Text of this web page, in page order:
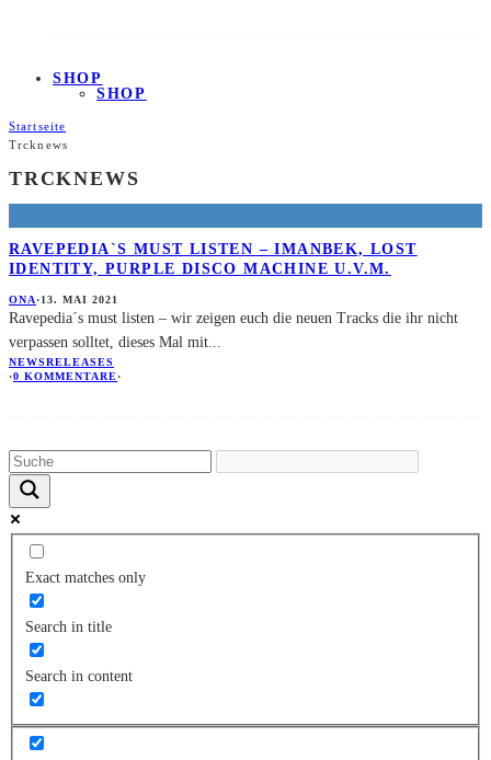
SHOP
SHOP
Startseite
Trcknews
TRCKNEWS
RAVEPEDIA`S MUST LISTEN – IMANBEK, LOST
IDENTITY, PURPLE DISCO MACHINE U.V.M.
ONA·13. MAI 2021
Ravepedia´s must listen – wir zeigen euch die neuen Tracks die ihr nicht
verpassen solltet, dieses Mal mit
NEWSRELEASES
·0 KOMMENTARE·
Exact matches only
Search in title
Search in content